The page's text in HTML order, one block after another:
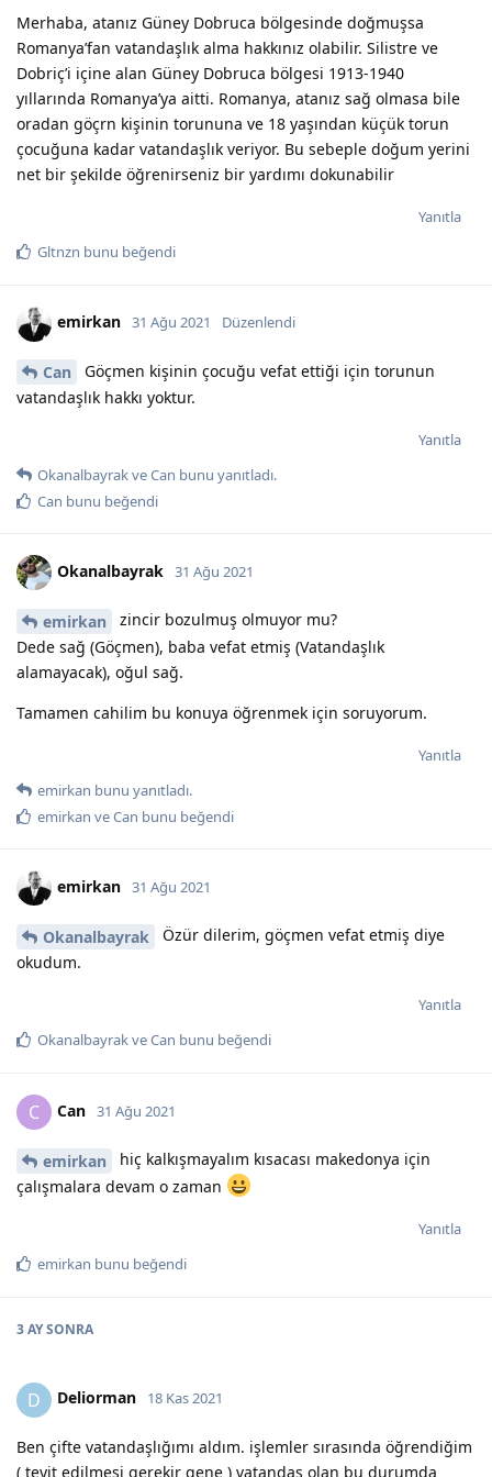
Merhaba, atanız Güney Dobruca bölgesinde doğmuşsa
Romanya’fan vatandaşlık alma hakkınız olabilir. Silistre ve
Dobriç’i içine alan Güney Dobruca bölgesi 1913-1940
yıllarında Romanya’ya aitti. Romanya, atanız sağ olmasa bile
oradan göçrn kişinin torununa ve 18 yaşından küçük torun
çocuğuna kadar vatandaşlık veriyor. Bu sebeple doğum yerini
net bir şekilde öğrenirseniz bir yardımı dokunabilir
Yanıtla
Gltnzn bunu beğendi
emirkan 31 Ağu 2021 Düzenlendi
Can
Göçmen kişinin çocuğu vefat ettiği için torunun
vatandaşlık hakkı yoktur.
Yanıtla
OkanalbayrakveCan bunu yanıtladı.
Can bunu beğendi
Okanalbayrak 31 Ağu 2021
emirkan
zincir bozulmuş olmuyor mu?
Dede sağ (Göçmen), baba vefat etmiş (Vatandaşlık
alamayacak), oğul sağ.
Tamamen cahilim bu konuya öğrenmek için soruyorum.
Yanıtla
emirkan bunu yanıtladı.
emirkan veCan bunu beğendi
emirkan 31 Ağu 2021
Okanalbayrak
Özür dilerim, göçmen vefat etmiş diye
okudum.
Yanıtla
OkanalbayrakveCan bunu beğendi
C Can 31 Ağu 2021
emirkan
hiç kalkışmayalım kısacası makedonya için
çalışmalara devam o zaman
Yanıtla
emirkan bunu beğendi
3 AYSONRA
D Deliorman 18 Kas 2021
Ben çifte vatandaşlığımı aldım. işlemler sırasında öğrendiğim
( teyit edilmesi gerekir gene ) vatandaş olan bu durumda